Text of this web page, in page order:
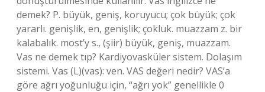
demek? P. büyük, geniş, koruyucu; çok büyük; çok
yararlı. genişlik, en, genişlik; çokluk. muazzam z. bir
kalabalık. most’y s., (şiir) büyük, geniş, muazzam.
Vas ne demek tıp? Kardiyovasküler sistem. Dolaşım
sistemi. Vas (L)(vas): ven. VAS değeri nedir? VAS’a
göre ağrı yoğunluğu için, “ağrı yok” genellikle 0